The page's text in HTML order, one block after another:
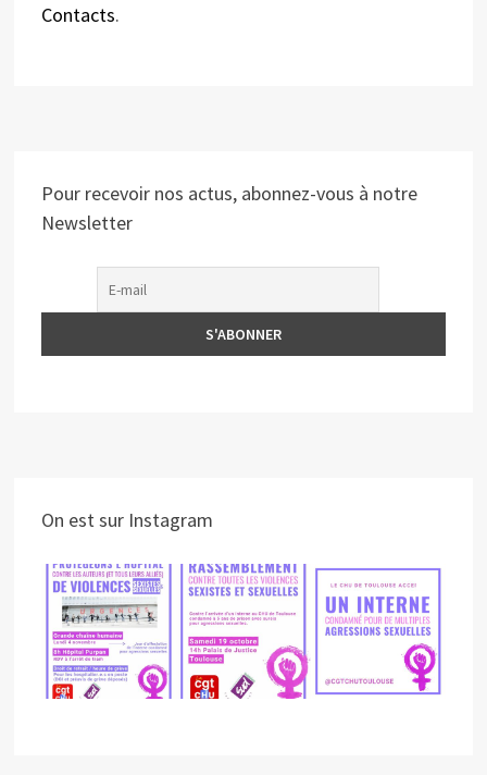
Contacts.
Pour recevoir nos actus, abonnez-vous à notre
Newsletter
On est sur Instagram